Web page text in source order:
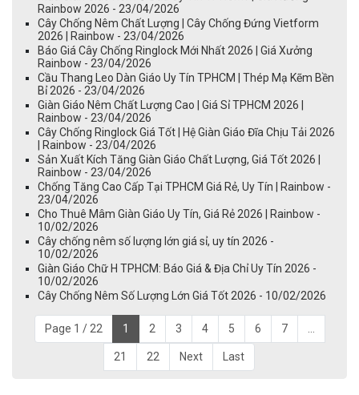
Rainbow 2026 - 23/04/2026
Cây Chống Nêm Chất Lượng | Cây Chống Đứng Vietform
2026 | Rainbow - 23/04/2026
Báo Giá Cây Chống Ringlock Mới Nhất 2026 | Giá Xưởng
Rainbow - 23/04/2026
Cầu Thang Leo Dàn Giáo Uy Tín TPHCM | Thép Mạ Kẽm Bền
Bỉ 2026 - 23/04/2026
Giàn Giáo Nêm Chất Lượng Cao | Giá Sỉ TPHCM 2026 |
Rainbow - 23/04/2026
Cây Chống Ringlock Giá Tốt | Hệ Giàn Giáo Đĩa Chịu Tải 2026
| Rainbow - 23/04/2026
Sản Xuất Kích Tăng Giàn Giáo Chất Lượng, Giá Tốt 2026 |
Rainbow - 23/04/2026
Chống Tăng Cao Cấp Tại TPHCM Giá Rẻ, Uy Tín | Rainbow -
23/04/2026
Cho Thuê Mâm Giàn Giáo Uy Tín, Giá Rẻ 2026 | Rainbow -
10/02/2026
Cây chống nêm số lượng lớn giá sỉ, uy tín 2026 -
10/02/2026
Giàn Giáo Chữ H TPHCM: Báo Giá & Địa Chỉ Uy Tín 2026 -
10/02/2026
Cây Chống Nêm Số Lượng Lớn Giá Tốt 2026 - 10/02/2026
Page 1 / 22 1 2 3 4 5 6 7
21 22 Next Last